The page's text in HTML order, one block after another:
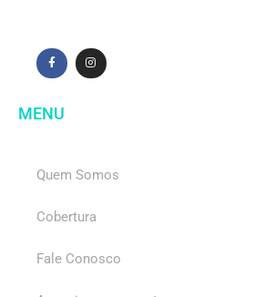
MENU
Quem Somos
Cobertura
Fale Conosco